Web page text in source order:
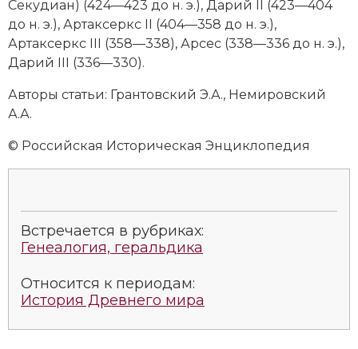
Секудиан) (424—423 до н. э.), Дарий II (423—404
до н. э.), Артаксеркс II (404—358 до н. э.),
Артаксеркс III (358—338), Арсес (338—336 до н. э.),
Дарий III (336—330).
Авторы статьи: Грантов­ский Э.А., Немировский
А.А.
© Российская Историческая Энциклопедия
Встречается в рубриках:
Генеалогия, геральдика
Относится к периодам:
История Древнего мира